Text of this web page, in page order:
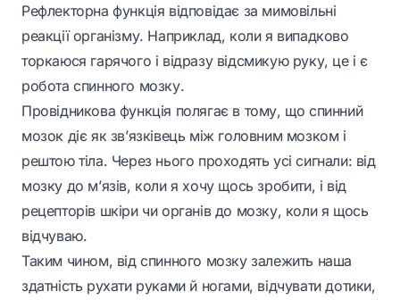
Рефлекторна функція відповідає за мимовільні
реакції організму. Наприклад, коли я випадково
торкаюся гарячого і відразу відсмикую руку, це і є
робота спинного мозку.
Провідникова функція полягає в тому, що спинний
мозок діє як зв’язківець між головним мозком і
рештою тіла. Через нього проходять усі сигнали: від
мозку до м’язів, коли я хочу щось зробити, і від
рецепторів шкіри чи органів до мозку, коли я щось
відчуваю.
Таким чином, від спинного мозку залежить наша
здатність рухати руками й ногами, відчувати дотики,